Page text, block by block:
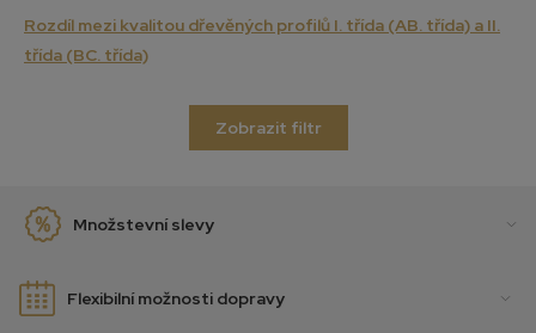
Rozdíl mezi kvalitou dřevěných profilů I. třída (AB. třída) a II.
třída (BC. třída)
Zobrazit filtr
Množstevní slevy
Flexibilní možnosti dopravy